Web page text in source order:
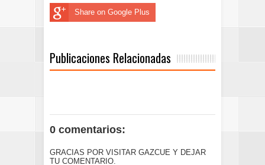
Share on Google Plus
Publicaciones Relacionadas
0 comentarios:
GRACIAS POR VISITAR GAZCUE Y DEJAR
TU COMENTARIO.